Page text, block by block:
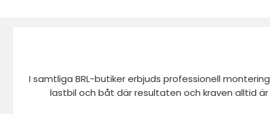
Renault Twingo (AH) 09/2014 - 04/2019
Smart ForTwo (453) 11/2014 - 06/2019
I samtliga BRL-butiker erbjuds professionell
lastbil och båt där resultaten och kraven alltid är